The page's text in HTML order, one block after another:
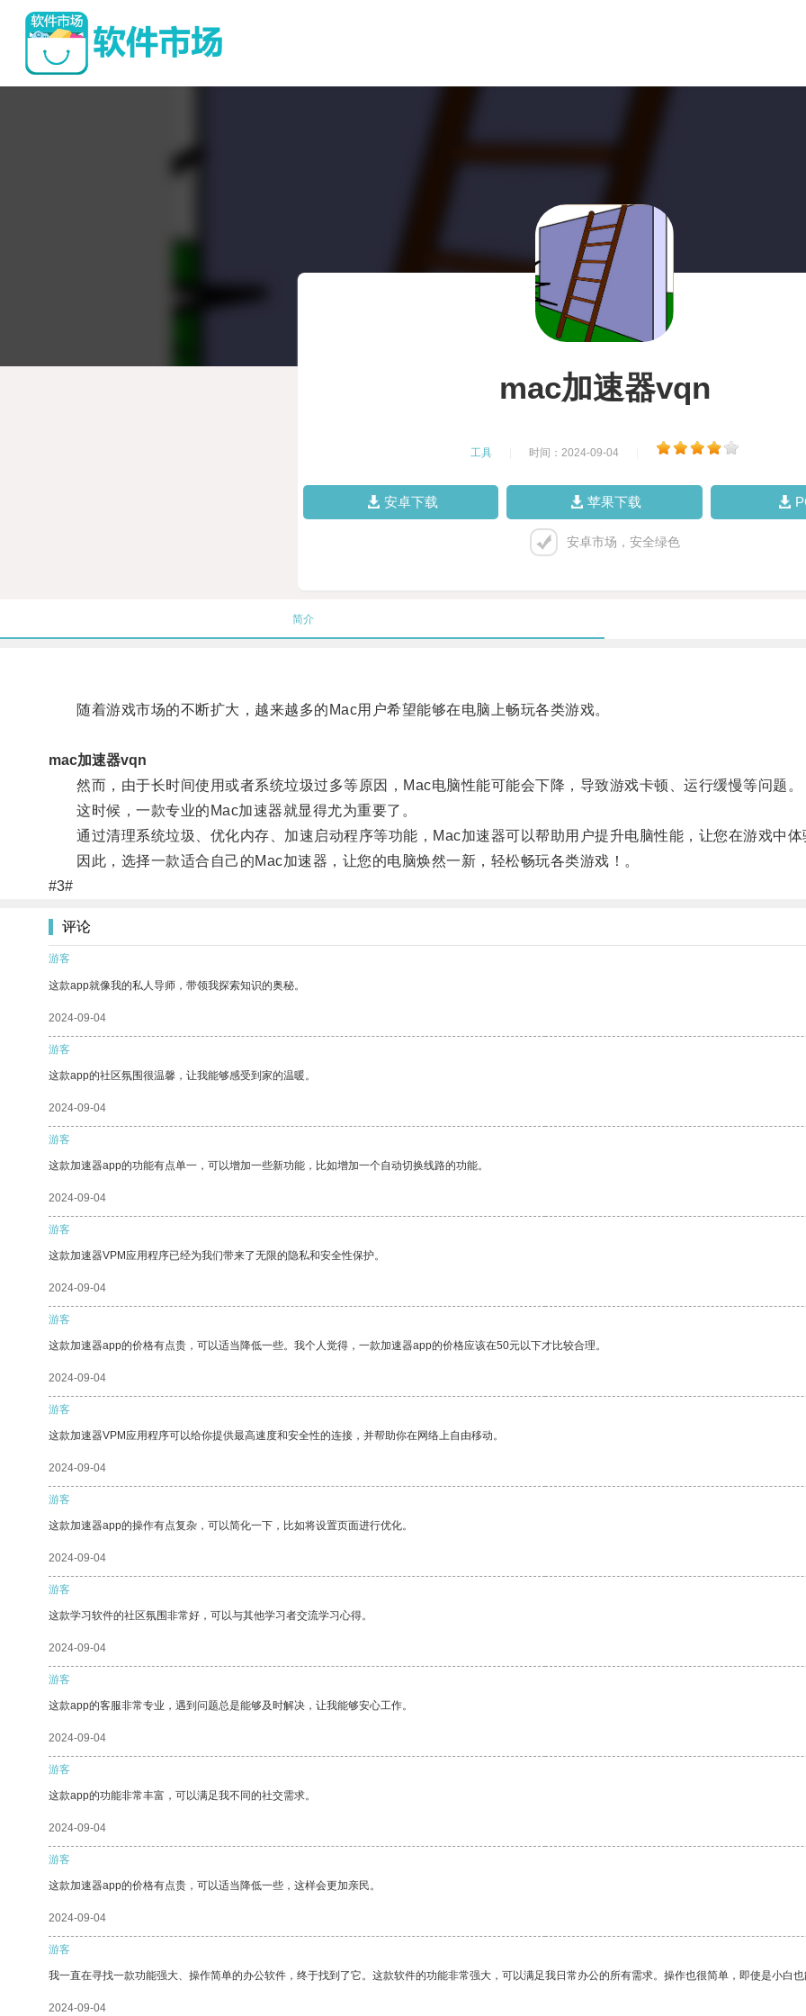
mac加速器vqn
工具 时间：2024-09-04
安卓下载 苹果下载
安卓市场，安全绿色
简介
随着游戏市场的不断扩大，越来越多的Mac用户希望能够在电脑上畅玩各类游戏。
mac加速器vqn
然而，由于长时间使用或者系统垃圾过多等原因，Mac电脑性能可能会下降，导致游戏卡顿、运行缓慢等问题。
这时候，一款专业的Mac加速器就显得尤为重要了。
通过清理系统垃圾、优化内存、加速启动程序等功能，Mac加速器可以帮助用户提升电脑性能，让您在游戏中体
因此，选择一款适合自己的Mac加速器，让您的电脑焕然一新，轻松畅玩各类游戏！。
#3#
评论
游客
这款app就像我的私人导师，带领我探索知识的奥秘。
2024-09-04
游客
这款app的社区氛围很温馨，让我能够感受到家的温暖。
2024-09-04
游客
这款加速器app的功能有点单一，可以增加一些新功能，比如增加一个自动切换线路的功能。
2024-09-04
游客
这款加速器VPM应用程序已经为我们带来了无限的隐私和安全性保护。
2024-09-04
游客
这款加速器app的价格有点贵，可以适当降低一些。我个人觉得，一款加速器app的价格应该在50元以下才比较合理。
2024-09-04
游客
这款加速器VPM应用程序可以给你提供最高速度和安全性的连接，并帮助你在网络上自由移动。
2024-09-04
游客
这款加速器app的操作有点复杂，可以简化一下，比如将设置页面进行优化。
2024-09-04
游客
这款学习软件的社区氛围非常好，可以与其他学习者交流学习心得。
2024-09-04
游客
这款app的客服非常专业，遇到问题总是能够及时解决，让我能够安心工作。
2024-09-04
游客
这款app的功能非常丰富，可以满足我不同的社交需求。
2024-09-04
游客
这款加速器app的价格有点贵，可以适当降低一些，这样会更加亲民。
2024-09-04
游客
我一直在寻找一款功能强大、操作简单的办公软件，终于找到了它。这款软件的功能非常强大，可以满足我日常办公的所有需求。操作也很简单，即使是小白也
2024-09-04